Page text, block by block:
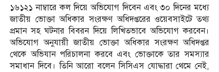
১৬১২১ নাম্বারে কল দিয়ে অভিযোগ দিবেন এবং ৩০ দিনের মধ্যে
জাতীয় ভোক্তা অধিকার সংরক্ষণ অধিদপ্তরের ওয়েবসাইটে তথ্য
প্রমান সহ ঘটনার বিবরন দিয়ে লিখিতভাবে অভিযোগ করবেন।
অভিযোগ অনুযায়ী জাতীয় ভোক্তা অধিকার সংরক্ষণ অধিদপ্তর
থেকে অভিযান পরিচালনা করবে এবং ভোক্তাকে তার সমস্যার
সমাধান দিবে। তিনি আরো বলেন সিসিএস যোদ্ধারা থেমে নেই,